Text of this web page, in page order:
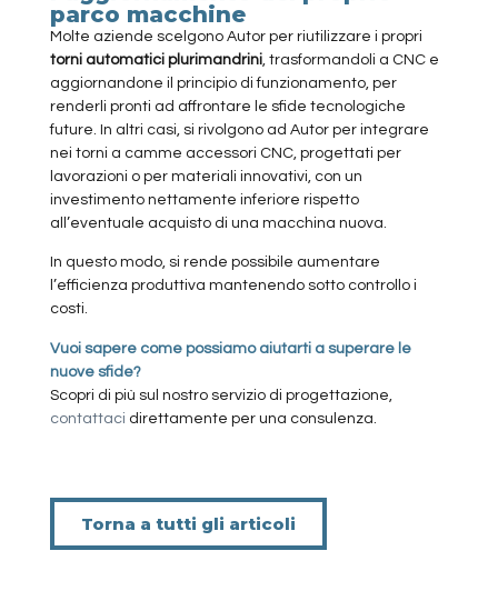
parco macchine
Molte aziende scelgono Autor per riutilizzare i propri
torni automatici plurimandrini, trasformandoli a CNC e
aggiornandone il principio di funzionamento, per
renderli pronti ad affrontare le sfide tecnologiche
future. In altri casi, si rivolgono ad Autor per integrare
nei torni a camme accessori CNC, progettati per
lavorazioni o per materiali innovativi, con un
investimento nettamente inferiore rispetto
all’eventuale acquisto di una macchina nuova.
In questo modo, si rende possibile aumentare
l’efficienza produttiva mantenendo sotto controllo i
costi.
Vuoi sapere come possiamo aiutarti a superare le
nuove sfide?
Scopri di più sul nostro servizio di progettazione,
contattaci direttamente per una consulenza.
Torna a tutti gli articoli